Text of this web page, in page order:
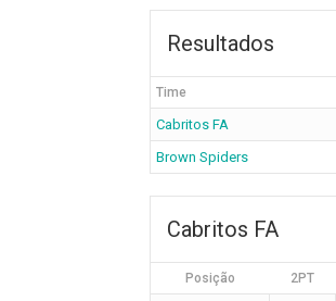
Resultados
Time
Cabritos FA
Brown Spiders
Cabritos FA
Posição 2PT